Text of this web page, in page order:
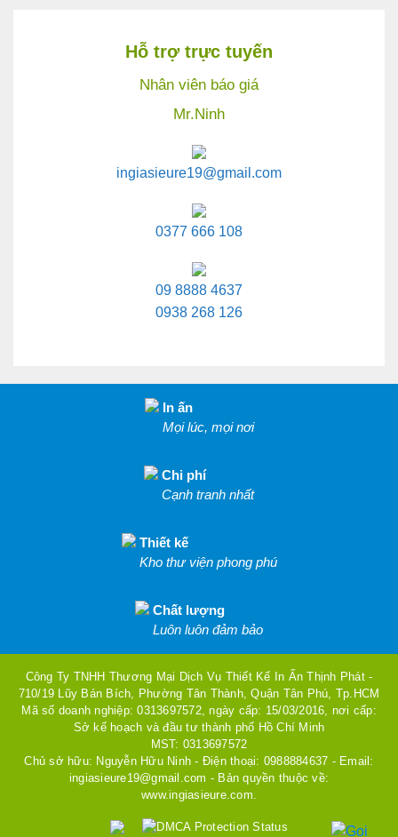
Hỗ trợ trực tuyến
Nhân viên báo giá
Mr.Ninh
ingiasieure19@gmail.com
0377 666 108
09 8888 4637
0938 268 126
In ấn
Mọi lúc, mọi nơi
Chi phí
Cạnh tranh nhất
Thiết kế
Kho thư viện phong phú
Chất lượng
Luôn luôn đảm bảo
Công Ty TNHH Thương Mại Dịch Vụ Thiết Kế In Ấn Thịnh Phát -
710/19 Lũy Bán Bích, Phường Tân Thành, Quận Tân Phú, Tp.HCM
Mã số doanh nghiệp: 0313697572, ngày cấp: 15/03/2016, nơi cấp:
Sở kế hoạch và đầu tư thành phố Hồ Chí Minh
MST: 0313697572
Chủ sở hữu: Nguyễn Hữu Ninh - Điện thoại: 0988884637 - Email:
ingiasieure19@gmail.com - Bản quyền thuộc về:
www.ingiasieure.com.